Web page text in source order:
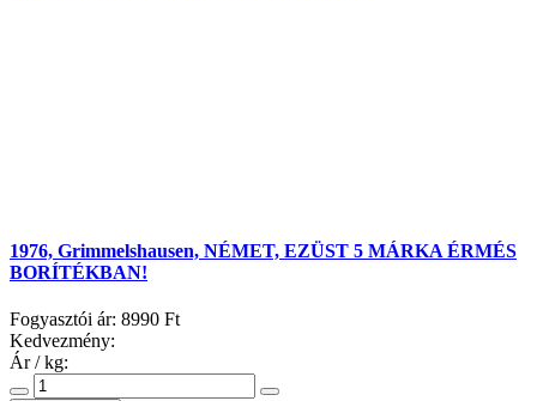
1976, Grimmelshausen, NÉMET, EZÜST 5 MÁRKA ÉRMÉS
BORÍTÉKBAN!
Fogyasztói ár: 8990 Ft
Kedvezmény:
Ár / kg: